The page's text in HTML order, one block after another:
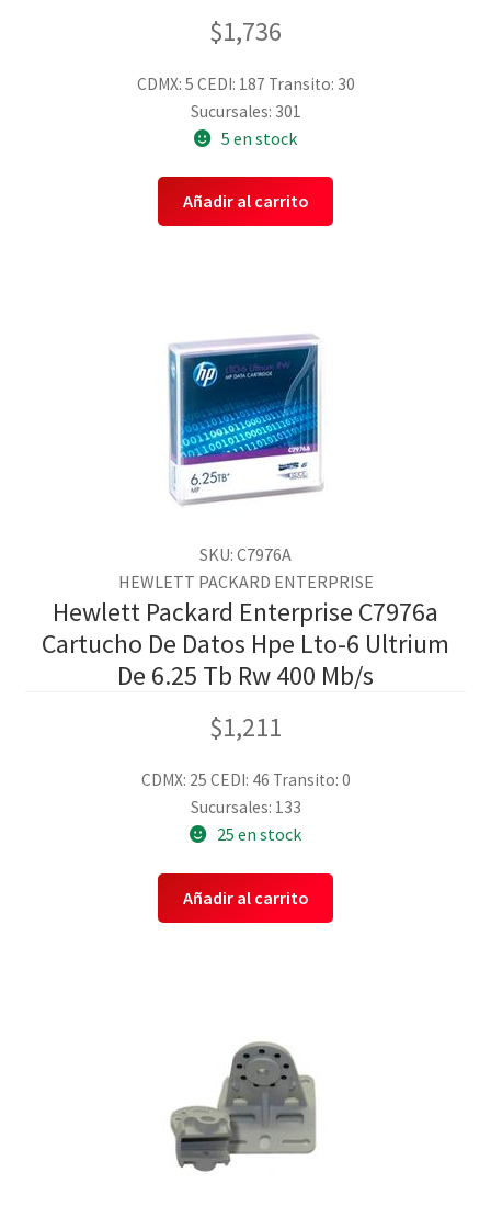
$1,736
CDMX: 5 CEDI: 187 Transito: 30
Sucursales: 301
5 en stock
Añadir al carrito
SKU: C7976A
HEWLETT PACKARD ENTERPRISE
Hewlett Packard Enterprise C7976a
Cartucho De Datos Hpe Lto-6 Ultrium
De 6.25 Tb Rw 400 Mb/s
$1,211
CDMX: 25 CEDI: 46 Transito: 0
Sucursales: 133
25 en stock
Añadir al carrito